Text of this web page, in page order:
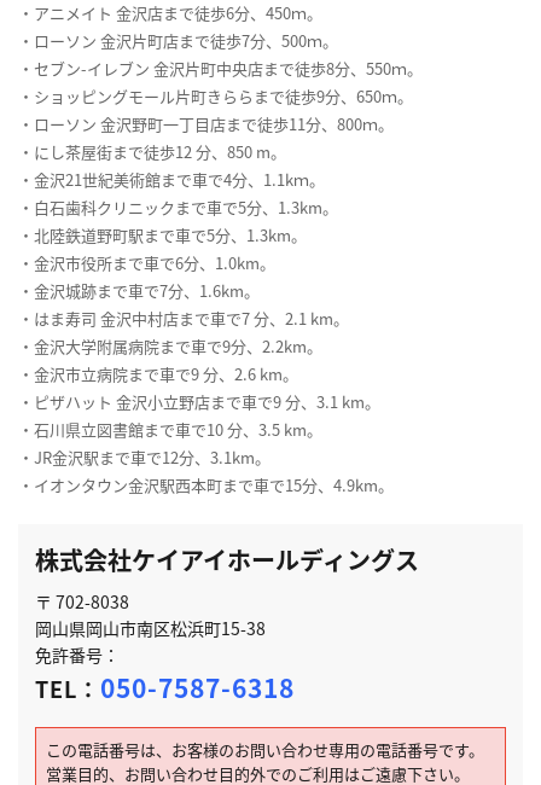
・アニメイト 金沢店まで徒歩6分、450ｍ。
・ローソン 金沢片町店まで徒歩7分、500ｍ。
・セブン-イレブン 金沢片町中央店まで徒歩8分、550ｍ。
・ショッピングモール片町きららまで徒歩9分、650ｍ。
・ローソン 金沢野町一丁目店まで徒歩11分、800ｍ。
・にし茶屋街まで徒歩12 分、850 m。
・金沢21世紀美術館まで車で4分、1.1kｍ。
・白石歯科クリニックまで車で5分、1.3km。
・北陸鉄道野町駅まで車で5分、1.3km。
・金沢市役所まで車で6分、1.0km。
・金沢城跡まで車で7分、1.6km。
・はま寿司 金沢中村店まで車で7 分、2.1 km。
・金沢大学附属病院まで車で9分、2.2km。
・金沢市立病院まで車で9 分、2.6 km。
・ピザハット 金沢小立野店まで車で9 分、3.1 km。
・石川県立図書館まで車で10 分、3.5 km。
・JR金沢駅まで車で12分、3.1km。
・イオンタウン金沢駅西本町まで車で15分、4.9km。
株式会社ケイアイホールディングス
〒 702-8038
岡山県岡山市南区松浜町15-38
免許番号：
TEL： 050-7587-6318
この電話番号は、お客様のお問い合わせ専用の電話番号です。
営業目的、お問い合わせ目的外でのご利用はご遠慮下さい。